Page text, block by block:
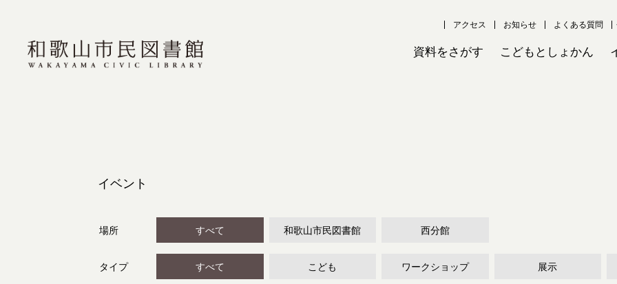
アクセス お知らせ よくある質問
資料をさがす こどもとしょかん
イベント
場所 すべて 和歌山市民図書館 西分館
タイプ すべて こども ワークショップ 展示